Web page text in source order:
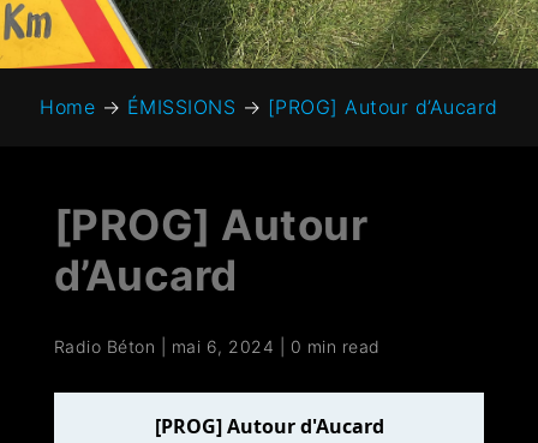
Home → ÉMISSIONS → [PROG] Autour d’Aucard
[PROG] Autour
d’Aucard
Radio Béton mai 6, 2024 0 min read